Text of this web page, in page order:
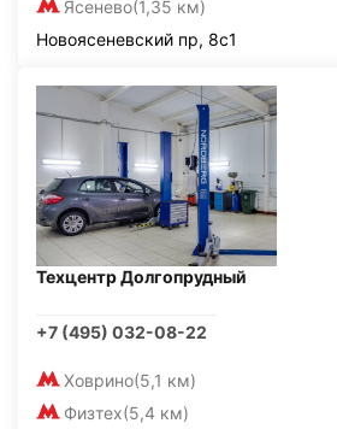
Ясенево(1,35 км)
Новоясеневский пр, 8с1
Техцентр Долгопрудный
+7 (495) 032-08-22
Ховрино(5,1 км)
Физтех(5,4 км)